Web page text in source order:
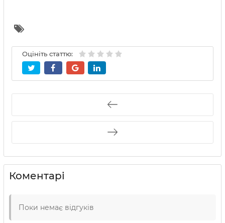
Оцініть статтю:
Коментарі
Поки немає відгуків